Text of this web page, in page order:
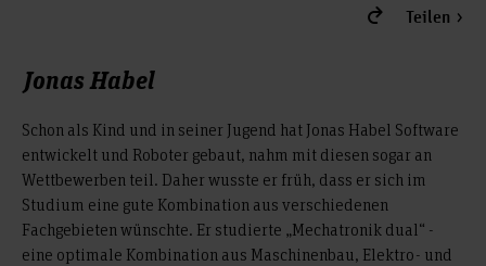
Teilen
Jonas Habel
Schon als Kind und in seiner Jugend hat Jonas Habel Software
entwickelt und Roboter gebaut, nahm mit diesen sogar an
Wettbewerben teil. Daher wusste er früh, dass er sich im
Studium eine gute Kombination aus verschiedenen
Fachgebieten wünschte. Er studierte „Mechatronik dual“ -
eine optimale Kombination aus Maschinenbau, Elektro- und